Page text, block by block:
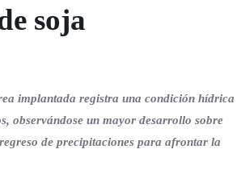
soja
implantada registra una condición hídrica
observándose un mayor desarrollo sobre
de precipitaciones para afrontar la